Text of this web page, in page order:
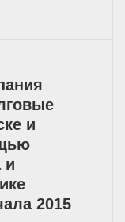
и
и
2015